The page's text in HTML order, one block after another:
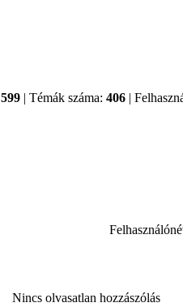
599 | Témák száma: 406 |
Nincs olvasatlan hozzászólás